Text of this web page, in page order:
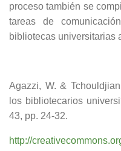
proceso también se
tareas de
bibliotecas universitarias
Agazzi, W. &
los bibliotecarios
43, pp. 24-32.
http://